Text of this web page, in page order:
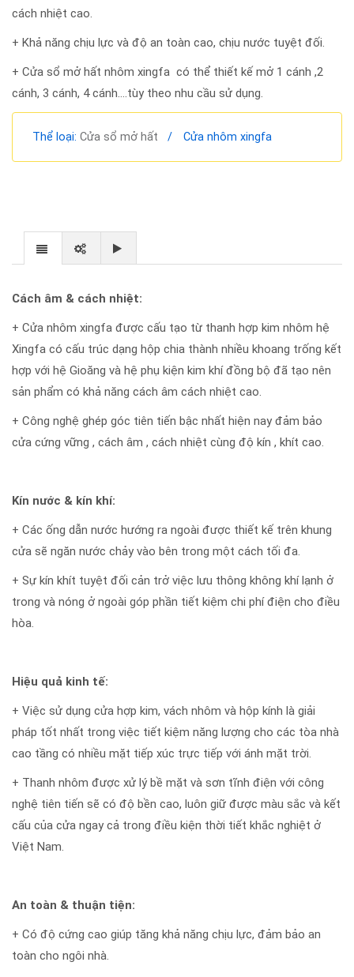
cách nhiệt cao.
+ Khả năng chịu lực và độ an toàn cao, chịu nước tuyệt đối.
+ Cửa sổ mở hất nhôm xingfa có thể thiết kế mở 1 cánh ,2
cánh, 3 cánh, 4 cánh….tùy theo nhu cầu sử dụng.
Thể loại: Cửa sổ mở hất / Cửa nhôm xingfa
Cách âm & cách nhiệt:
+ Cửa nhôm xingfa được cấu tạo từ thanh hợp kim nhôm hệ
Xingfa có cấu trúc dạng hộp chia thành nhiều khoang trống kết
hợp với hệ Gioăng và hệ phụ kiện kim khí đồng bộ đã tạo nên
sản phẩm có khả năng cách âm cách nhiệt cao.
+ Công nghệ ghép góc tiên tiến bậc nhất hiện nay đảm bảo
cửa cứng vững , cách âm , cách nhiệt cùng độ kín , khít cao.
Kín nước & kín khí:
+ Các ống dẫn nước hướng ra ngoài được thiết kế trên khung
cửa sẽ ngăn nước chảy vào bên trong một cách tối đa.
+ Sự kín khít tuyệt đối cản trở việc lưu thông không khí lạnh ở
trong và nóng ở ngoài góp phần tiết kiệm chi phí điện cho điều
hòa.
Hiệu quả kinh tế:
+ Việc sử dụng cửa hợp kim, vách nhôm và hộp kính là giải
pháp tốt nhất trong việc tiết kiệm năng lượng cho các tòa nhà
cao tầng có nhiều mặt tiếp xúc trực tiếp với ánh mặt trời.
+ Thanh nhôm được xử lý bề mặt và sơn tĩnh điện với công
nghệ tiên tiến sẽ có độ bền cao, luôn giữ được màu sắc và kết
cấu của cửa ngay cả trong điều kiện thời tiết khắc nghiệt ở
Việt Nam.
An toàn & thuận tiện:
+ Có độ cứng cao giúp tăng khả năng chịu lực, đảm bảo an
toàn cho ngôi nhà.